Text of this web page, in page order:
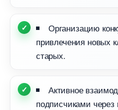
Организацию
привлечения новых
старых.
Активное
подписчиками